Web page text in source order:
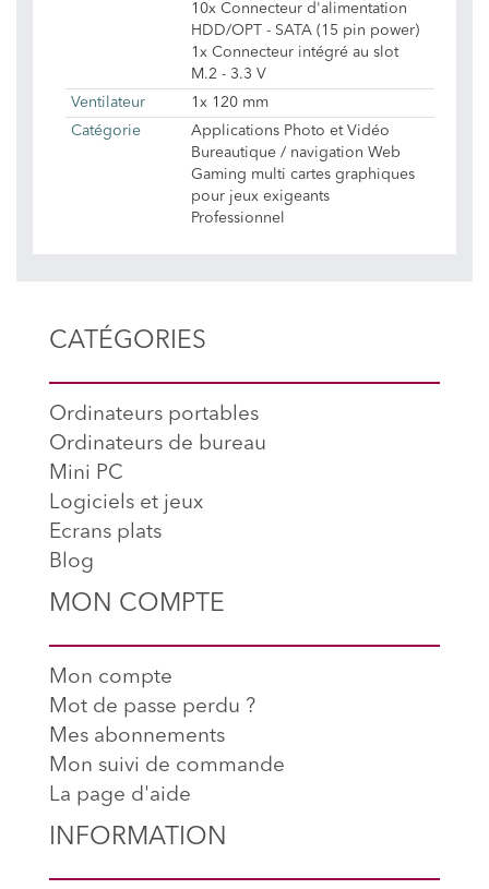
10x Connecteur d'alimentation
HDD/OPT - SATA (15 pin power)
1x Connecteur intégré au slot
M.2 - 3.3 V
Ventilateur
1x 120 mm
Catégorie
Applications Photo et Vidéo
Bureautique / navigation Web
Gaming multi cartes graphiques
pour jeux exigeants
Professionnel
CATÉGORIES
Ordinateurs portables
Ordinateurs de bureau
Mini PC
Logiciels et jeux
Ecrans plats
Blog
MON COMPTE
Mon compte
Mot de passe perdu ?
Mes abonnements
Mon suivi de commande
La page d'aide
INFORMATION